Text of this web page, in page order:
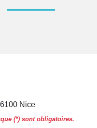
Nice
(*) sont obligatoires.